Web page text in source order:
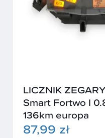
LICZNIK
Smart Fortwo I
136km europa
87,99 zł